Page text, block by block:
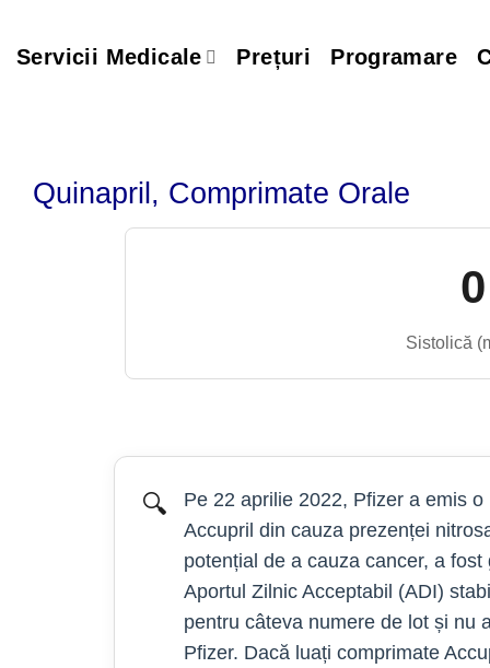
content
Servicii Medicale Prețuri Programare
Quinapril, Comprimate Orale
0
Sistolică
🔍
Pe 22 aprilie 2022, Pfizer a emis
Accupril din cauza prezenței
potențial de a cauza cancer, a
Aportul Zilnic Acceptabil (ADI)
pentru câteva numere de lot și nu
Pfizer. Dacă luați comprimate